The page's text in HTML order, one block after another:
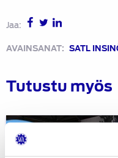
AVAINSANAT: SATL
Jaa:
Tutustu myös
Tutustuminen
Mobilian